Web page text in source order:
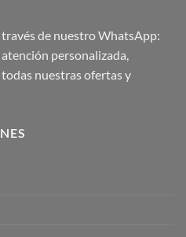
de nuestro WhatsApp:
personalizada,
nuestras ofertas y